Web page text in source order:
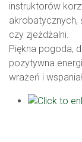
instruktorów
akrobatycznych,
czy zjeżdżalni.
Piękna pogoda,
pozytywna
wrażeń i